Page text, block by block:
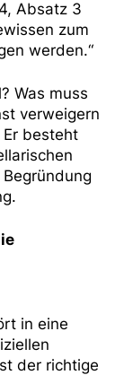
Absatz 3
zum
werden.“
Was muss
verweigern
besteht
in eine
der richtige